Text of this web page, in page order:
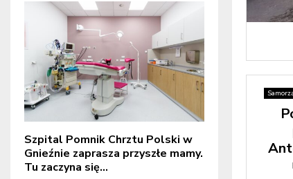
Szpital Pomnik Chrztu Polski w
Gnieźnie zaprasza przyszłe mamy.
Tu zaczyna się...